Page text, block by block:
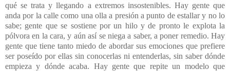
qué se trata y llegando a extremos insostenibles. Hay gente que
anda por la calle como una olla a presión a punto de estallar y no lo
sabe; gente que se sostiene por un hilo y de pronto le explota la
pólvora en la cara, y aún así se niega a saber, a poner remedio. Hay
gente que tiene tanto miedo de abordar sus emociones que prefiere
ser poseído por ellas sin conocerlas ni entenderlas, sin saber dónde
empieza y dónde acaba. Hay gente que repite un modelo que